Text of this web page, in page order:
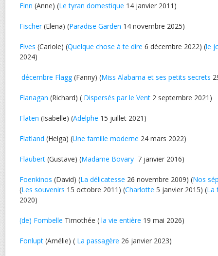
Finn (Anne) (Le tyran domestique 14 janvier 2011)
Fischer(Elena) (Paradise Garden 14 novembre 2025)
Fives (Cariole) (Quelque chose à te dire 6 décembre 2022) (le
2024)
décembre Flagg(Fanny) (Miss Alabama et ses petits secrets
Flanagan (Richard) ( Dispersés par le Vent 2 septembre 2021)
Flaten (Isabelle) (Adelphe 15 juillet 2021)
Flatland (Helga) (Une famille moderne 24 mars 2022)
Flaubert (Gustave) (Madame Bovary 7 janvier 2016)
Foenkinos (David) (La délicatesse 26 novembre 2009) (Nos
(Les souvenirs 15 octobre 2011) (Charlotte 5 janvier 2015) (La
2020)
(de) Fombelle Timothée ( la vie entière 19 mai 2026)
Fonlupt (Amélie) ( La passagère 26 janvier 2023)